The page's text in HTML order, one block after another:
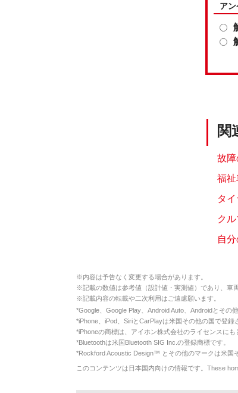
ア
関
故
福祉
タ
ク
自
※内容は予告なく変更する場合があります。
※記載の数値は参考値（設計値・実測値）であり、車
※記載内容の転載や二次利用はご遠慮願います。
*Google、Google Play、Android Auto、Androidとその
*iPhone、iPod、SiriとCarPlayは米国その他の国で登録
*iPhoneの商標は、アイホン株式会社のライセンスにも
*Bluetoothは米国Bluetooth SIG Inc.の登録商標です。
*Rockford Acoustic Design™ とその他のマークは米国
このコンテンツは日本国内向けの情報です。These